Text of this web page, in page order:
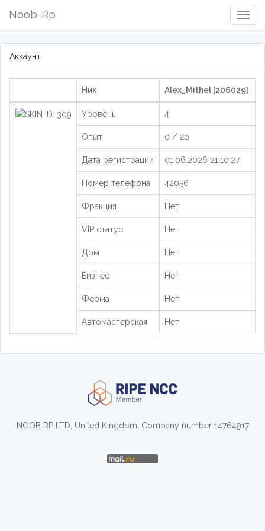
Noob-Rp
Аккаунт
Ник Alex_Mithel [206029]
Уровень 4
Опыт 0 / 20
Дата регистрации 01.06.2026 21:10:27
Номер телефона 42056
Фракция Нет
VIP статус Нет
Дом Нет
Бизнес Нет
Ферма Нет
Автомастерская Нет
NOOB RP LTD, United Kingdom. Company number 14764917